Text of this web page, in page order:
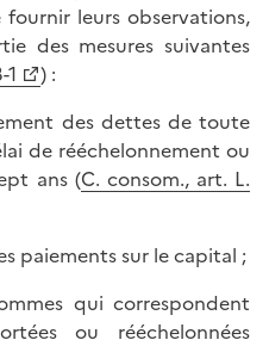
leurs observations,
des mesures suivantes
1
) :
des dettes de toute
de rééchelonnement ou
ans (C. consom., art. L.
paiements sur le capital ;
qui correspondent
ou rééchelonnées